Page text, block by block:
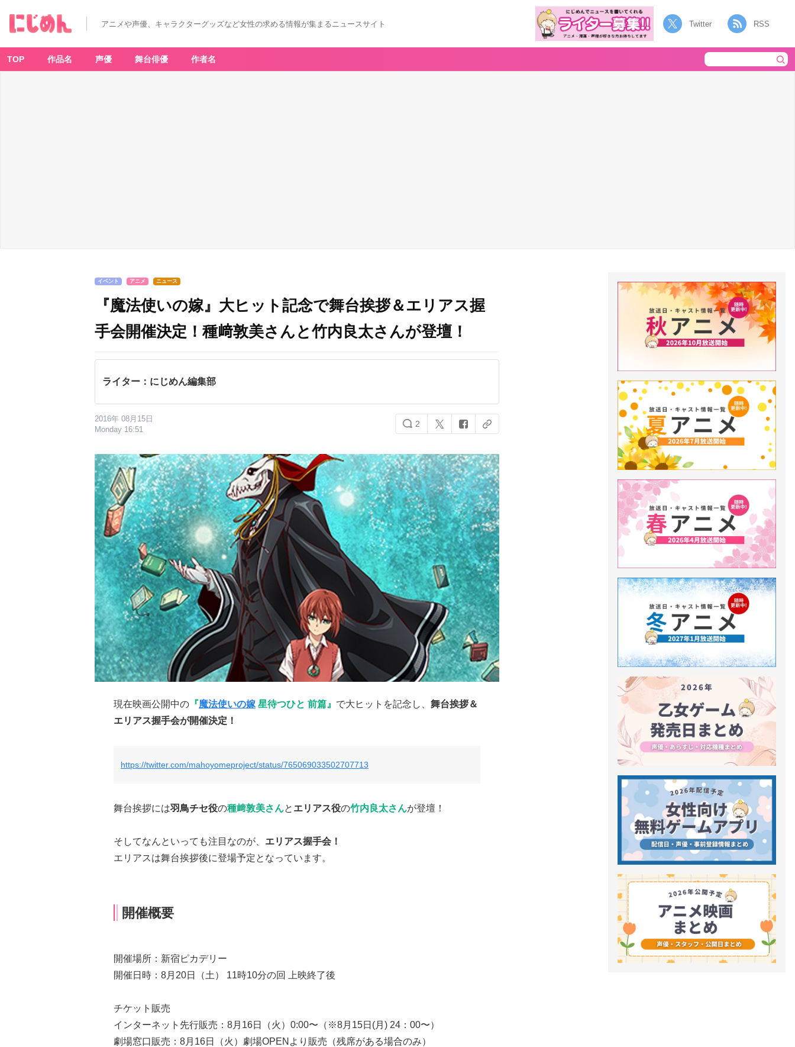
アニメや声優、キャラクターグッズなど女性の求める情報が集まるニュースサイト Twitter RSS
TOP 作品名 声優 舞台俳優 作者名
イベント アニメ ニュース
『魔法使いの嫁』大ヒット記念で舞台挨拶＆エリアス握
手会開催決定！種﨑敦美さんと竹内良太さんが登壇！
ライター：にじめん編集部
2016年 08月15日
Monday 16:51
2
現在映画公開中の 『魔法使いの嫁 星待つひと 前篇』 で大ヒットを記念し、 舞台挨拶＆
エリアス握手会が開催決定！
https://twitter.com/mahoyomeproject/status/765069033502707713
舞台挨拶には羽鳥チセ役の種﨑敦美さんと エリアス役の竹内良太さんが登壇！
そしてなんといっても注目なのが、 エリアス握手会！
エリアスは舞台挨拶後に登場予定となっています。
開催概要
開催場所：新宿ピカデリー
開催日時：8月20日（土） 11時10分の回 上映終了後
チケット販売
インターネット先行販売：8月16日（火）0:00〜（※8月15日(月) 24：00〜）
劇場窓口販売：8月16日（火）劇場OPENより販売（残席がある場合のみ）